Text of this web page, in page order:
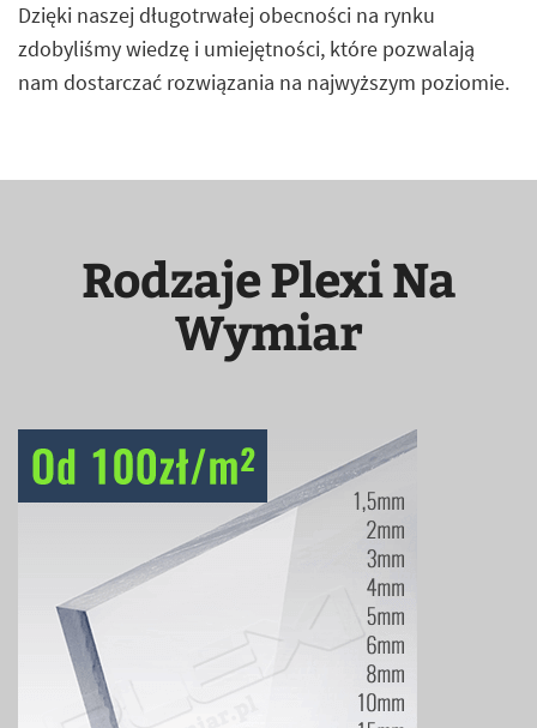
Dzięki naszej długotrwałej obecności na rynku
zdobyliśmy wiedzę i umiejętności, które pozwalają
nam dostarczać rozwiązania na najwyższym poziomie.
Rodzaje Plexi Na
Wymiar